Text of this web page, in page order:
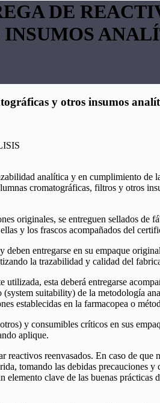
DE
y otros insumos
analítica y en cumplimiento
cromatográficas, filtros y otros
originales, se entreguen sellados
y los frascos acompañados del
entregarse en su empaque
la trazabilidad y calidad del
esta deberá entregarse
suitability) de la metodología
establecidas en la farmacopea o
y consumibles críticos en sus
aplique.
reactivos reenvasados. En caso de
tomando las debidas precauciones
clave de las buenas